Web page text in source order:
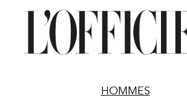
HOMMES